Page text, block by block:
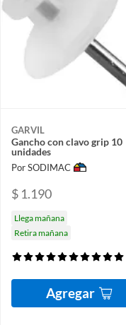
GARVIL
Gancho con clavo grip 10
unidades
Por SODIMAC
$ 1.190
Llega mañana
Retira mañana
Agregar